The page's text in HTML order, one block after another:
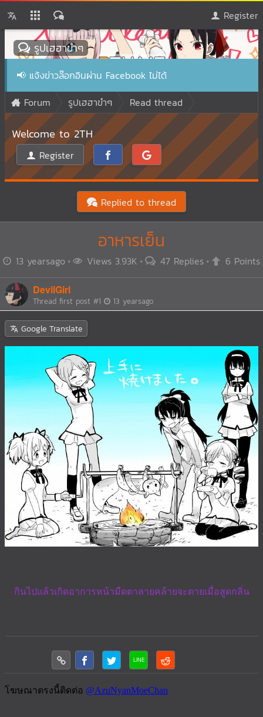
Register
รูปเฮฮาขำๆ
📢 แจ้งข่าวล๊อกอินผ่าน Facebook ไม่ได้
Forum
รูปเฮฮาขำๆ Read thread
Welcome to 2TH
Register
Replied to thread
อาหารเย็น
13 yearsago Views 3.93K 47 Replies 6 Points
DevilGirl
Thread first post #1 13 yearsago
Google Translate
กินไปแล้วเกิดอาการหน้ามืดตาลายคล้ายจะตายเมื่อสูดกลิ่น